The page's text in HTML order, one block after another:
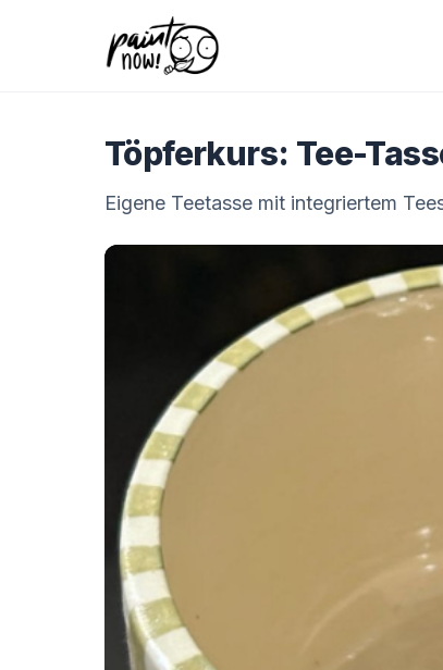
Töpferkurs: Tee-
Eigene Teetasse mit integriertem